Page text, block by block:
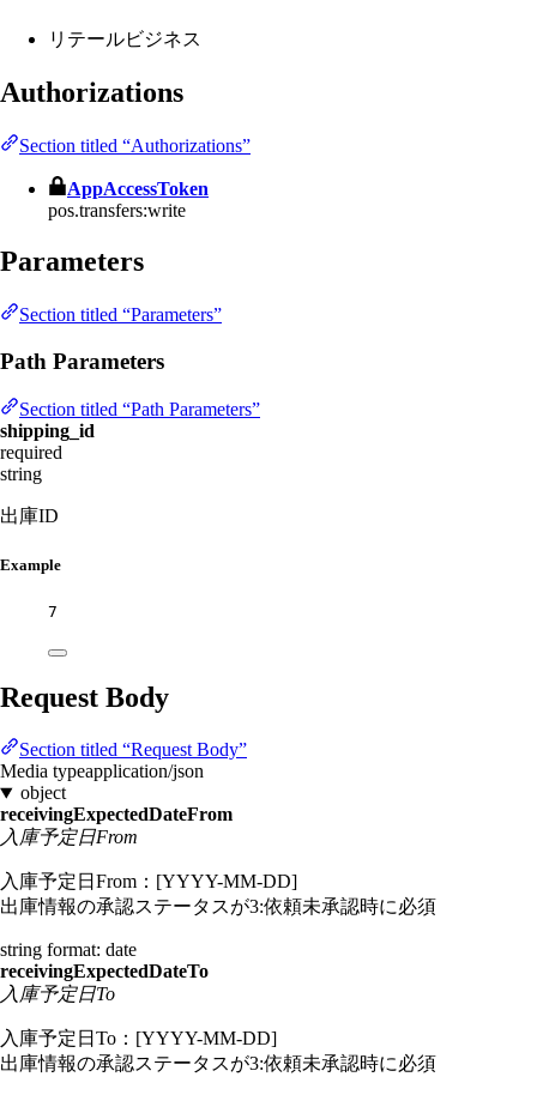
リテールビジネス
Authorizations
Section titled “Authorizations”
AppAccessToken
pos.transfers:write
Parameters
Section titled “Parameters”
Path Parameters
Section titled “Path Parameters”
shipping_id
required
string
出庫ID
Example
7
Request Body
Section titled “Request Body”
Media typeapplication/json
object
receivingExpectedDateFrom
入庫予定日From
入庫予定日From：[YYYY-MM-DD]
出庫情報の承認ステータスが3:依頼未承認時に必須
string format: date
receivingExpectedDateTo
入庫予定日To
入庫予定日To：[YYYY-MM-DD]
出庫情報の承認ステータスが3:依頼未承認時に必須